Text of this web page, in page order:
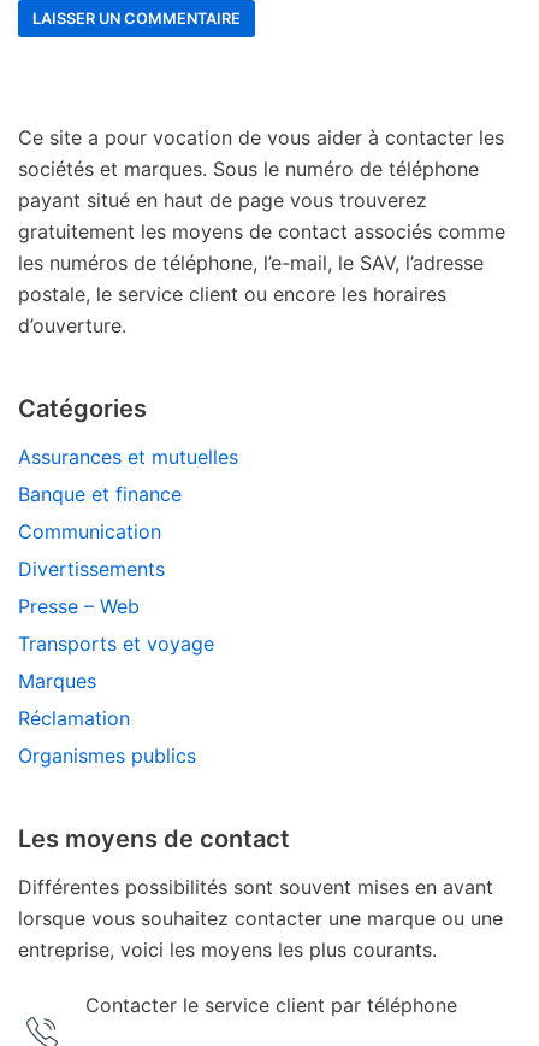
Ce site a pour vocation de vous aider à contacter les
sociétés et marques. Sous le numéro de téléphone
payant situé en haut de page vous trouverez
gratuitement les moyens de contact associés comme
les numéros de téléphone, l’e-mail, le SAV, l’adresse
postale, le service client ou encore les horaires
d’ouverture.
Catégories
Assurances et mutuelles
Banque et finance
Communication
Divertissements
Presse – Web
Transports et voyage
Marques
Réclamation
Organismes publics
Les moyens de contact
Différentes possibilités sont souvent mises en avant
lorsque vous souhaitez contacter une marque ou une
entreprise, voici les moyens les plus courants.
Contacter le service client par téléphone